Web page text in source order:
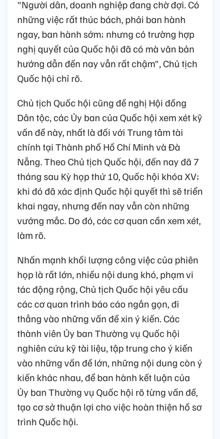
"Người dân, doanh nghiệp đang chờ đợi. Có
những việc rất thúc bách, phải ban hành
ngay, ban hành sớm; nhưng có trường hợp
nghị quyết của Quốc hội đã có mà văn bản
hướng dẫn đến nay vẫn rất chậm", Chủ tịch
Quốc hội chỉ rõ.
Chủ tịch Quốc hội cũng đề nghị Hội đồng
Dân tộc, các Ủy ban của Quốc hội xem xét kỹ
vấn đề này, nhất là đối với Trung tâm tài
chính tại Thành phố Hồ Chí Minh và Đà
Nẵng. Theo Chủ tịch Quốc hội, đến nay đã 7
tháng sau Kỳ họp thứ 10, Quốc hội khóa XV;
khi đó đã xác định Quốc hội quyết thì sẽ triển
khai ngay, nhưng đến nay vẫn còn những
vướng mắc. Do đó, các cơ quan cần xem xét,
làm rõ.
Nhấn mạnh khối lượng công việc của phiên
họp là rất lớn, nhiều nội dung khó, phạm vi
tác động rộng, Chủ tịch Quốc hội yêu cầu
các cơ quan trình báo cáo ngắn gọn, đi
thẳng vào những vấn đề xin ý kiến. Các
thành viên Ủy ban Thường vụ Quốc hội
nghiên cứu kỹ tài liệu, tập trung cho ý kiến
vào những vấn đề lớn, những nội dung còn ý
kiến khác nhau, để ban hành kết luận của
Ủy ban Thường vụ Quốc hội rõ từng vấn đề,
tạo cơ sở thuận lợi cho việc hoàn thiện hồ sơ
trình Quốc hội.